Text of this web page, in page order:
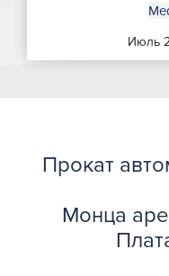
Июль
Прокат
Монца